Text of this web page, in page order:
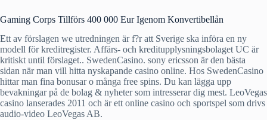
Gaming Corps Tillförs 400 000 Eur Igenom Konvertibellån
Ett av förslagen we utredningen är f?r att Sverige ska införa en ny
modell för kreditregister. Affärs- och kreditupplysningsbolaget UC är
kritiskt until förslaget.. SwedenCasino. sony ericsson är den bästa
sidan när man vill hitta nyskapande casino online. Hos SwedenCasino
hittar man fina bonusar o många free spins. Du kan lägga upp
bevakningar på de bolag & nyheter som intresserar dig mest. LeoVegas
casino lanserades 2011 och är ett online casino och sportspel som drivs
audio-video LeoVegas AB.